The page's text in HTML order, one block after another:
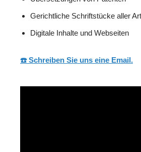
Gerichtliche Schriftstücke aller Art
Digitale Inhalte und Webseiten
☎️ Schreiben Sie uns eine Email.